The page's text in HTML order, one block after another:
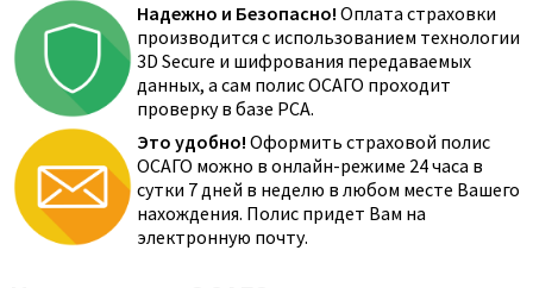
Надежно и Безопасно! Оплата страховки
производится с использованием технологии
3D Secure и шифрования передаваемых
данных, а сам полис ОСАГО проходит
проверку в базе РСА.
Это удобно! Оформить страховой полис
ОСАГО можно в онлайн-режиме 24 часа в
сутки 7 дней в неделю в любом месте Вашего
нахождения. Полис придет Вам на
электронную почту.